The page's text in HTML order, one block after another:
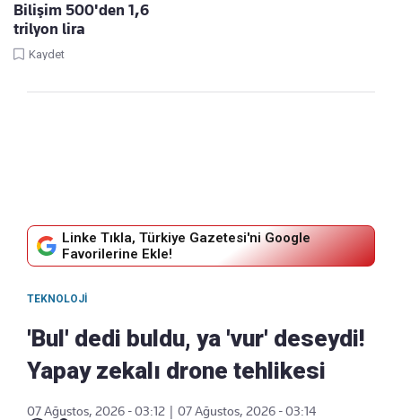
Bilişim 500'den 1,6
trilyon lira
Kaydet
Linke Tıkla, Türkiye Gazetesi'ni Google
Favorilerine Ekle!
TEKNOLOJI
'Bul' dedi buldu, ya 'vur' deseydi!
Yapay zekalı drone tehlikesi
07 Ağustos, 2026 - 03:12
07 Ağustos, 2026 - 03:14